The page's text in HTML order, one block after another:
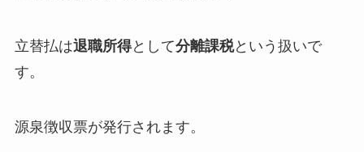
立替払は退職所得として分離課税という扱いで
す。
源泉徴収票が発行されます。